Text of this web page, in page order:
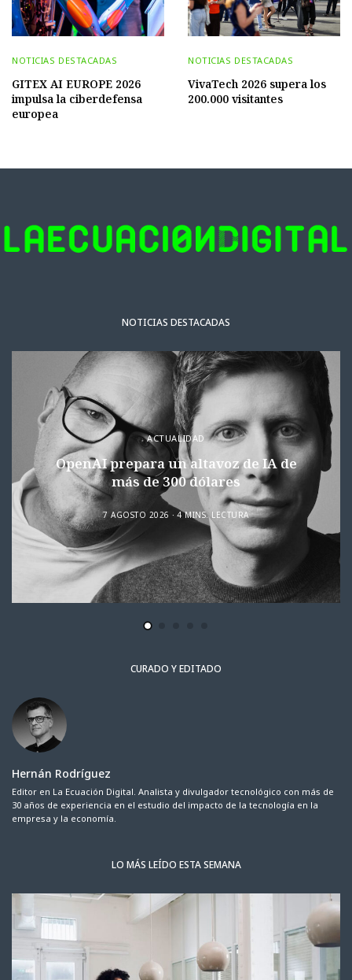
NOTICIAS DESTACADAS
GITEX AI EUROPE 2026
impulsa la ciberdefensa
europea
NOTICIAS DESTACADAS
VivaTech 2026 supera los
200.000 visitantes
NOTICIAS DESTACADAS
ACTUALIDAD
OpenAI prepara un altavoz de IA de
más de 300 dólares
7 AGOSTO 2026 4 MINS. LECTURA
CURADO Y EDITADO
Hernán Rodríguez
Editor en La Ecuación Digital. Analista y divulgador tecnológico con más de
30 años de experiencia en el estudio del impacto de la tecnología en la
empresa y la economía.
LO MÁS LEÍDO ESTA SEMANA